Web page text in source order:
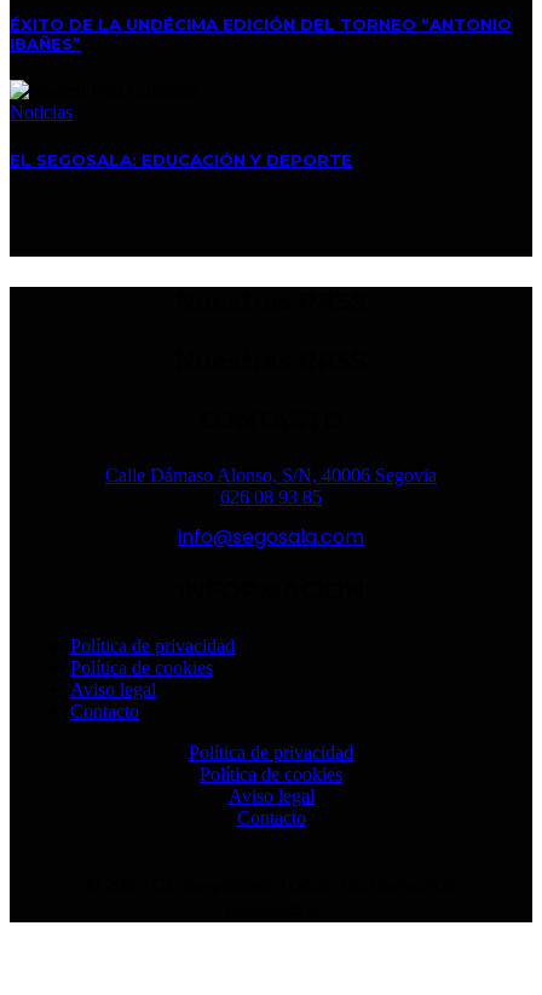
ÉXITO DE LA UNDÉCIMA EDICIÓN DEL TORNEO “ANTONIO
IBAÑES”
Noticias
EL SEGOSALA: EDUCACIÓN Y DEPORTE
Calle Dámaso Alonso, S/N, 40006 Segovia
626 08 93 85
info@segosala.com
Política de privacidad
Política de cookies
Aviso legal
Contacto
Política de privacidad
Política de cookies
Aviso legal
Contacto